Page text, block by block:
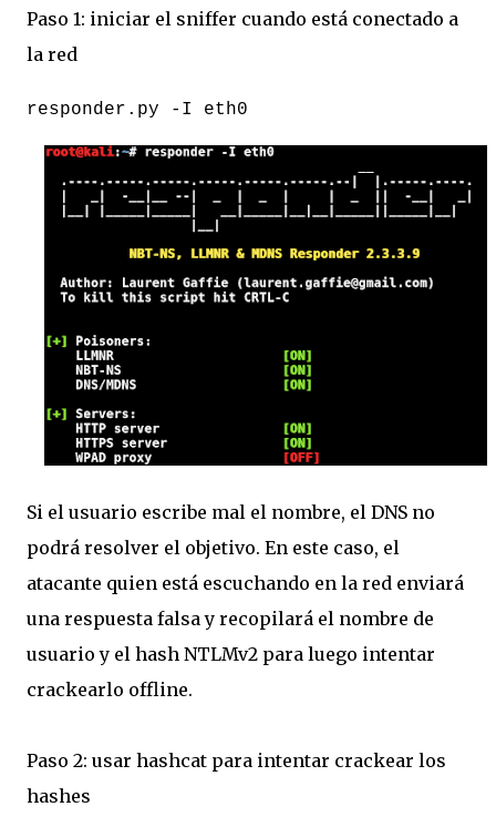
Paso 1: iniciar el sniffer cuando está conectado a
la red
responder.py -I eth0
Si el usuario escribe mal el nombre, el DNS no
podrá resolver el objetivo. En este caso, el
atacante quien está escuchando en la red enviará
una respuesta falsa y recopilará el nombre de
usuario y el hash NTLMv2 para luego intentar
crackearlo offline.
Paso 2: usar hashcat para intentar crackear los
hashes